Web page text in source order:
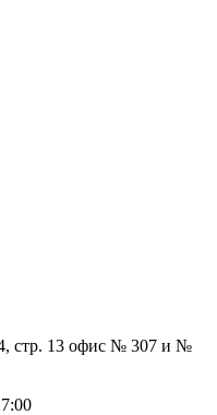
стр. 13 офис № 307 и №